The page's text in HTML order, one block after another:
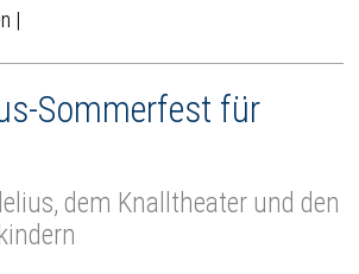
|
Sommerfest für
dem Knalltheater und den